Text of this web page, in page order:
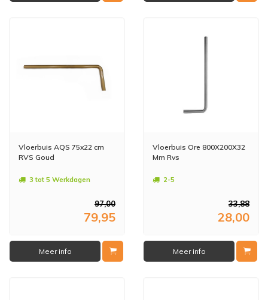
Vloerbuis AQS 75x22 cm
RVS Goud
3 tot 5 Werkdagen
97,00
79,95
Meer info
Vloerbuis Ore 800X200X32
Mm Rvs
2-5
33,88
28,00
Meer info